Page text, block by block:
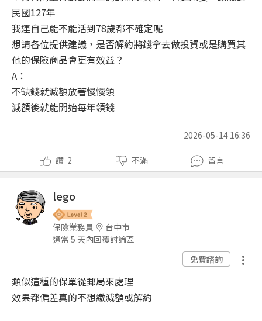
民國127年
我連自己能不能活到78歲都不確定呢
想請各位提供建議，是否解約將錢拿去做投資或是購買其
他的保險商品會更有效益？
A：
不缺錢就減額放著慢慢領
減額後就能開始每年領錢
2026-05-14 16:36
讚 2 不滿 留言
lego
保險業務員
台中市
通常 5 天內回覆討論區
免費諮詢
類似這種的保單從郵局來處理
效果都偏差真的不想繳減額或解約